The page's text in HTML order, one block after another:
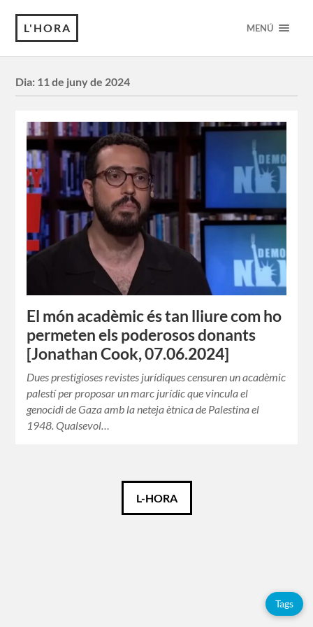
L'HORA MENÚ
Dia: 11 de juny de 2024
El món acadèmic és tan lliure com ho
permeten els poderosos donants
[Jonathan Cook, 07.06.2024]
Dues prestigioses revistes jurídiques censuren un acadèmic
palestí per proposar un marc jurídic que vincula el
genocidi de Gaza amb la neteja ètnica de Palestina el
1948. Qualsevol…
L-HORA
Tags